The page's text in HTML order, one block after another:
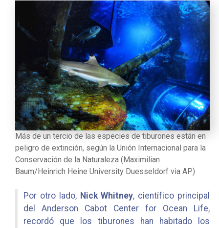
Más de un tercio de las especies de tiburones están en
peligro de extinción, según la Unión Internacional para la
Conservación de la Naturaleza (Maximilian
Baum/Heinrich Heine University Duesseldorf via AP)
Por otro lado, Nick Whitney, científico principal
del Anderson Cabot Center for Ocean Life,
recordó que los tiburones han habitado los